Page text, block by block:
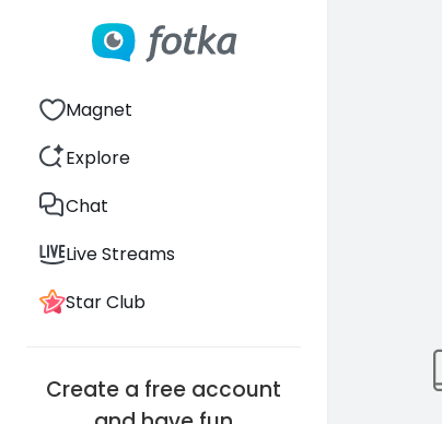
Magnet
Explore
Chat
Live Streams
Star Club
Create a free account